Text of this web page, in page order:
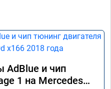
AdBlue и чип
1 на Mercedes